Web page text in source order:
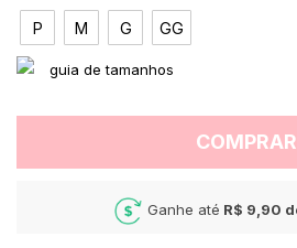
P M G GG
COMPRAR
Ganhe até R$ 9,90